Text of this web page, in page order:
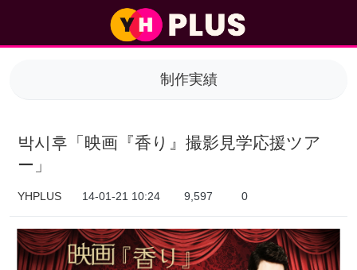
制作実績
박시후「映画『香り』撮影見学応援ツア
ー」
YHPLUS 14-01-21 10:24 9,597 0
本文